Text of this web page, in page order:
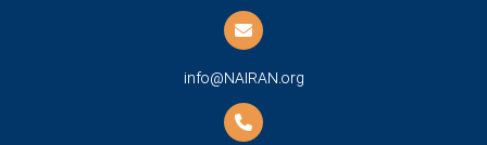
info@NAIRAN.org